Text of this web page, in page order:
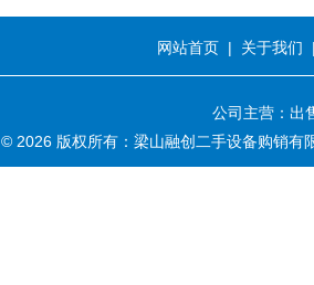
网站首页 | 关于我们
公司主营：出
© 2026 版权所有：梁山融创二手设备购销